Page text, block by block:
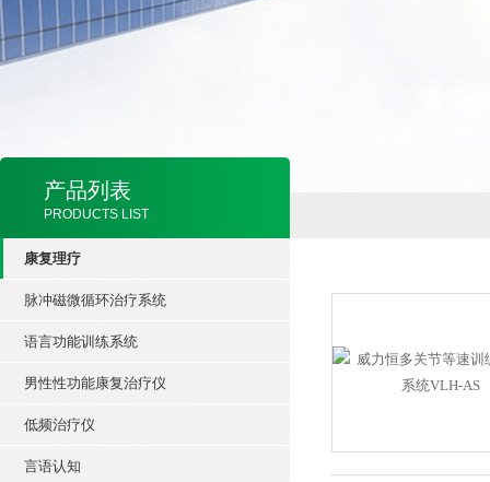
产品列表
PRODUCTS LIST
康复理疗
脉冲磁微循环治疗系统
语言功能训练系统
男性性功能康复治疗仪
低频治疗仪
言语认知